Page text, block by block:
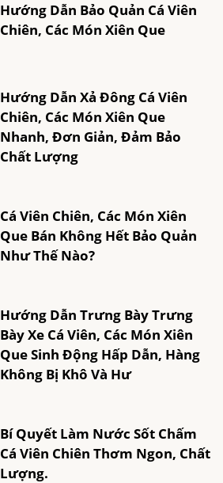
Hướng Dẫn Bảo Quản Cá Viên
Chiên, Các Món Xiên Que
Hướng Dẫn Xả Đông Cá Viên
Chiên, Các Món Xiên Que
Nhanh, Đơn Giản, Đảm Bảo
Chất Lượng
Cá Viên Chiên, Các Món Xiên
Que Bán Không Hết Bảo Quản
Như Thế Nào?
Hướng Dẫn Trưng Bày Trưng
Bày Xe Cá Viên, Các Món Xiên
Que Sinh Động Hấp Dẫn, Hàng
Không Bị Khô Và Hư
Bí Quyết Làm Nước Sốt Chấm
Cá Viên Chiên Thơm Ngon, Chất
Lượng.